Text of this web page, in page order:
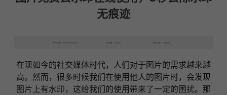
无痕迹
发布日期：2023-06-28 16:41 发表者：去水印 浏览次数：12485次
在现如今的社交媒体时代，人们对于图片的需求越来越
高。然而，很多时候我们在使用他人的图片时，会发现
图片上有水印，这给我们的使用带来了一定的困扰。那